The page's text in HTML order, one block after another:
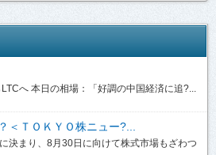
へ 本日の相場：「好調の中国経済に追?...
＜ＴＯＫＹＯ株ニュー?...
決まり、8月30日に向けて株式市場もざわつ